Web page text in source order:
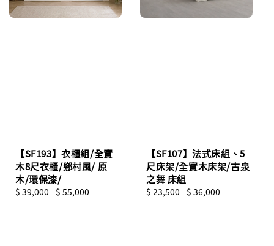
【SF193】衣櫃組/全實
木8尺衣櫃/鄉村風/ 原
木/環保漆/
Regular
$ 39,000 - $ 55,000
【SF107】法式床組、5
尺床架/全實木床架/古泉
之舞 床組
Regular
$ 23,500 - $ 36,000